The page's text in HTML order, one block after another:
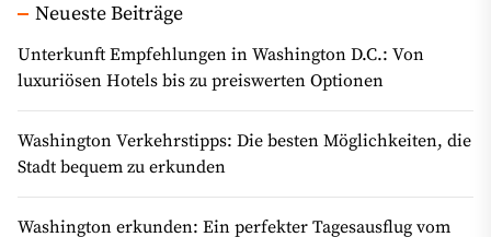
Neueste Beiträge
Unterkunft Empfehlungen in Washington D.C.: Von
luxuriösen Hotels bis zu preiswerten Optionen
Washington Verkehrstipps: Die besten Möglichkeiten, die
Stadt bequem zu erkunden
Washington erkunden: Ein perfekter Tagesausflug vom